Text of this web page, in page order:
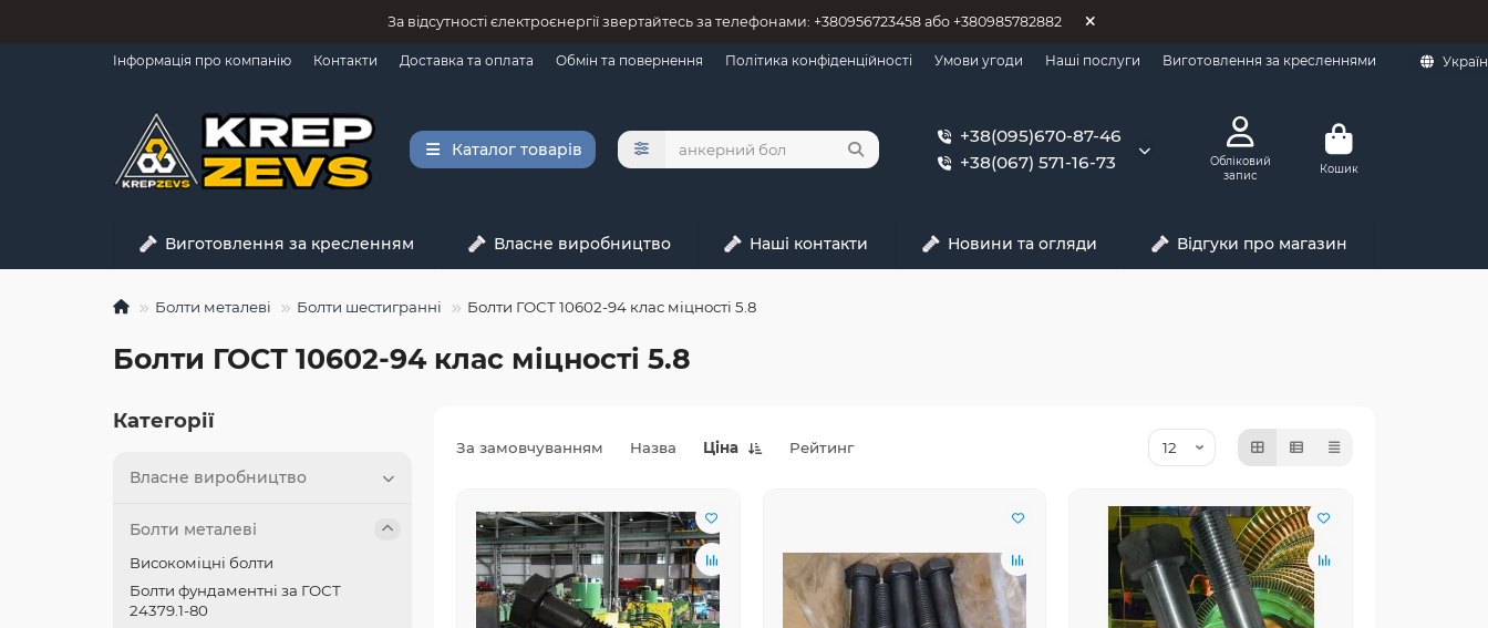
За відсутності єлектроєнергії звертайтесь за телефонами: +380956723458 або +380985782882
Інформація про компанію Контакти Доставка та оплата Обмін та повернення Політика конфіденційності Умови угоди Наші послуги Виготовлення за кресленнями
Каталог товарів
+38(095)670-87-46
+38(067) 571-16-73
Обліковий
запис
Кошик
Виготовлення за кресленням Власне виробництво Наші контакти Новини та огляди Відгуки про магазин
Болти металеві Болти шестигранні Болти ГОСТ 10602-94 клас міцності 5.8
Болти ГОСТ 10602-94 клас міцності 5.8
Категорії
Власне виробництво
Болти металеві
Високоміцні болти
Болти фундаментні за ГОСТ
24379.1-80
За замовчуванням Назва Ціна Рейтинг